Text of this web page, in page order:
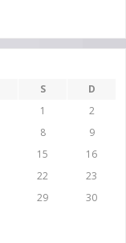
S
D
1
2
8
9
15
16
22
23
29
30